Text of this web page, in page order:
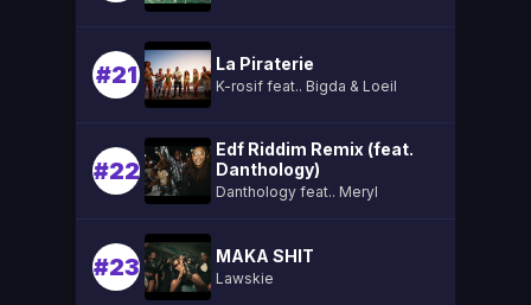
#21 La Piraterie
K-rosif feat.. Bigda & Loeil
#22
Edf Riddim Remix (feat.
Danthology)
Danthology feat.. Meryl
#23 MAKA SHIT
Lawskie